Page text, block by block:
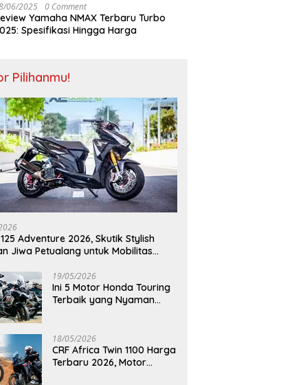
06/2025 0 Comment
Yamaha NMAX Terbaru Turbo
Spesifikasi Hingga Harga
Pilihanmu!
Adventure 2026, Skutik Stylish
Jiwa Petualang untuk Mobilitas
19/05/2026
Ini 5 Motor Honda Touring
Terbaik yang Nyaman
18/05/2026
CRF Africa Twin 1100 Harga
Terbaru 2026, Motor